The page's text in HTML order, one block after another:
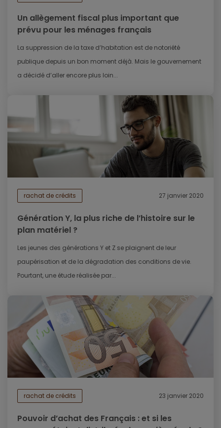
Un allègement fiscal plus important que
prévu pour les ménages français
La suppression de la taxe d’habitation est de notoriété
publique depuis un bon moment déjà. Mais le gouvernement
a décidé d’aller encore plus loin...
rachat de crédits 27 janvier 2020
Génération Y, la plus riche de l’histoire sur le
plan matériel ?
Les jeunes des générations Y et Z se plaignent de leur
paupérisation et de la dégradation des conditions de vie.
Pourtant, une étude réalisée par...
rachat de crédits 23 janvier 2020
Pouvoir d’achat des Français : et si les